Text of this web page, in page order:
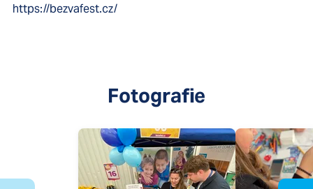
https://bezvafest.cz/
Fotografie